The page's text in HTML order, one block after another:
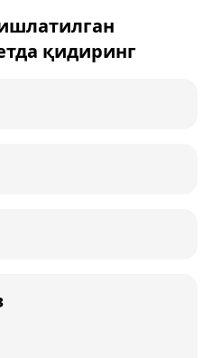
қидиринг